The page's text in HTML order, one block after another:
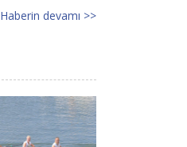
Haberin devamı >>